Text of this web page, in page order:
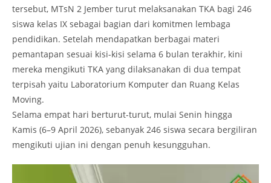
tersebut, MTsN 2 Jember turut melaksanakan TKA bagi 246
siswa kelas IX sebagai bagian dari komitmen lembaga
pendidikan. Setelah mendapatkan berbagai materi
pemantapan sesuai kisi-kisi selama 6 bulan terakhir, kini
mereka mengikuti TKA yang dilaksanakan di dua tempat
terpisah yaitu Laboratorium Komputer dan Ruang Kelas
Moving.
Selama empat hari berturut-turut, mulai Senin hingga
Kamis (6–9 April 2026), sebanyak 246 siswa secara bergiliran
mengikuti ujian ini dengan penuh kesungguhan.